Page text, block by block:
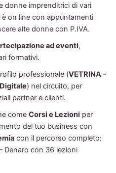
donne imprenditrici di vari
è on line con appuntamenti
alte donne con P.IVA.
ad eventi,
formativi.
professionale (VETRINA –
) nel circuito, per
partner e clienti.
come Corsi e Lezioni per
del tuo business con
con il percorso completo:
Denaro con 36 lezioni